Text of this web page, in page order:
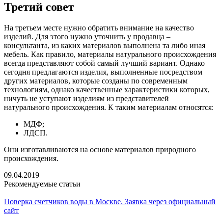
Третий совет
На третьем месте нужно обратить внимание на качество
изделий. Для этого нужно уточнить у продавца –
консультанта, из каких материалов выполнена та либо иная
мебель. Как правило, материалы натурального происхождения
всегда представляют собой самый лучший вариант. Однако
сегодня предлагаются изделия, выполненные посредством
других материалов, которые созданы по современным
технологиям, однако качественные характеристики которых,
ничуть не уступают изделиям из представителей
натурального происхождения. К таким материалам относятся:
МДФ;
ЛДСП.
Они изготавливаются на основе материалов природного
происхождения.
09.04.2019
Рекомендуемые статьи
Поверка счетчиков воды в Москве. Заявка через официальный
сайт